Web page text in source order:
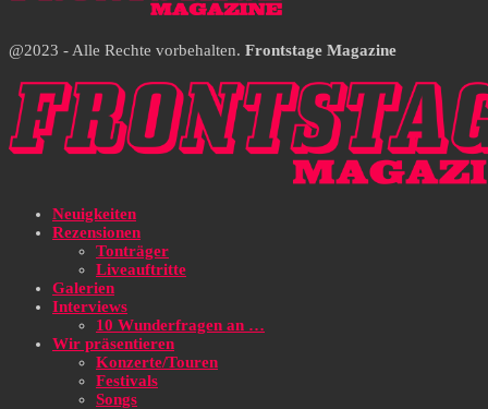
@2023 - Alle Rechte vorbehalten. Frontstage Magazine
Neuigkeiten
Rezensionen
Tonträger
Liveauftritte
Galerien
Interviews
10 Wunderfragen an …
Wir präsentieren
Konzerte/Touren
Festivals
Songs